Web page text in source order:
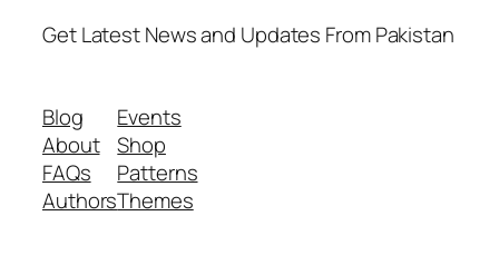
Get Latest News and Updates From Pakistan
Blog
About
FAQs
Authors
Events
Shop
Patterns
Themes